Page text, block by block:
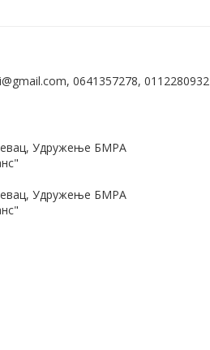
0641357278, 0112280932
Удружење БМРА
Удружење БМРА